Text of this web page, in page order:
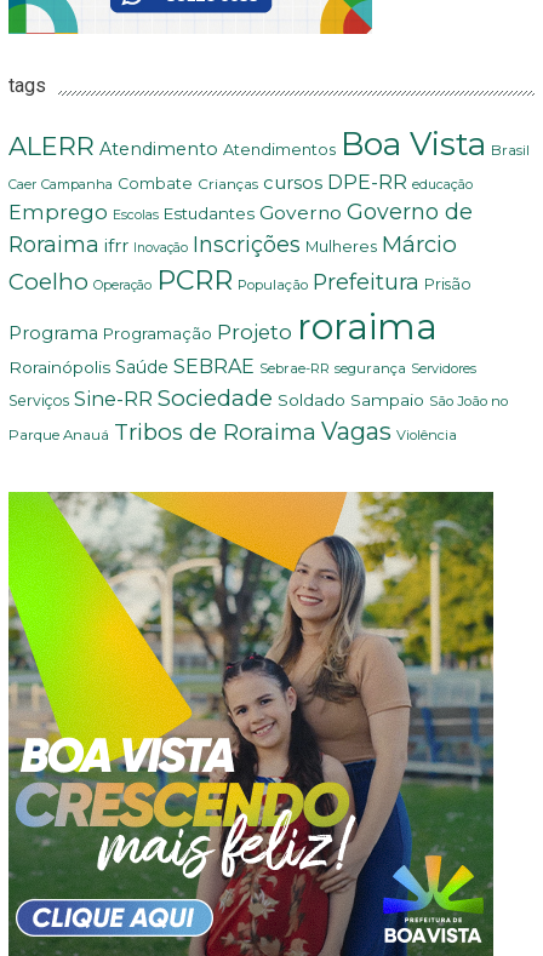
tags
ALERR Atendimento Atendimentos Boa Vista Brasil
Caer Campanha Combate Crianças cursos DPE-RR educação
Emprego Escolas Estudantes Governo Governo de
Roraima ifrr Inovação Inscrições Mulheres Márcio
Coelho Operação PCRR População Prefeitura Prisão
Programa Programação Projeto roraima
Rorainópolis Saúde SEBRAE Sebrae-RR segurança Servidores
Serviços Sine-RR Sociedade Soldado Sampaio São João no
Parque Anauá Tribos de Roraima Vagas Violência